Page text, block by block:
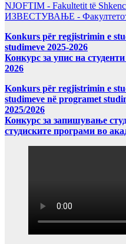
NJOFTIM - Fakultetit të
ИЗВЕСТУВАЊЕ - Факултетот
Konkurs për regjistrimin e
studimeve 2025-2026
Конкурс за упис на
2026
Konkurs për regjistrimin e
studimeve në programet
2025/2026
Конкурс за запишување
студиските програми во